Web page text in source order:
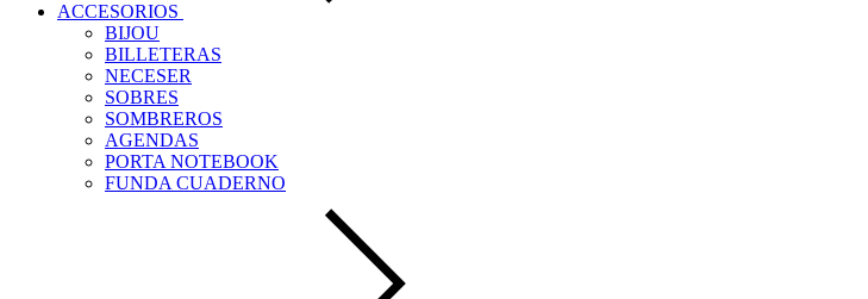
ACCESORIOS
BIJOU
BILLETERAS
NECESER
SOBRES
SOMBREROS
AGENDAS
PORTA NOTEBOOK
FUNDA CUADERNO